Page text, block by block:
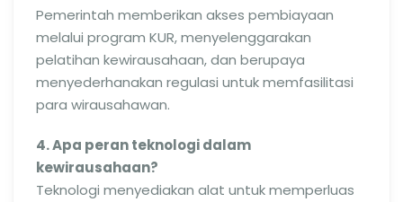
Pemerintah memberikan akses pembiayaan
melalui program KUR, menyelenggarakan
pelatihan kewirausahaan, dan berupaya
menyederhanakan regulasi untuk memfasilitasi
para wirausahawan.
4. Apa peran teknologi dalam
kewirausahaan?
Teknologi menyediakan alat untuk memperluas